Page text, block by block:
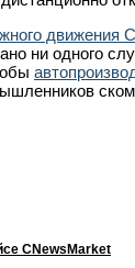
движения
ни одного
CNewsMarket